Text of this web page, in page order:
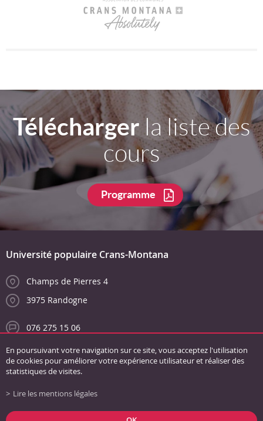
Téléchargerla liste des
cours
Programme
Université populaire Crans-Montana
Champs de Pierres 4
3975 Randogne
076 275 15 06
info@unipopcransmontana.ch
Liens Conditions générales Mentions légales Plan du site
En poursuivant votre navigation sur ce site, vous acceptez l'utilisation
de cookies pour améliorer votre expérience utilisateur et réaliser des
statistiques de visites.
Lire les mentions légales